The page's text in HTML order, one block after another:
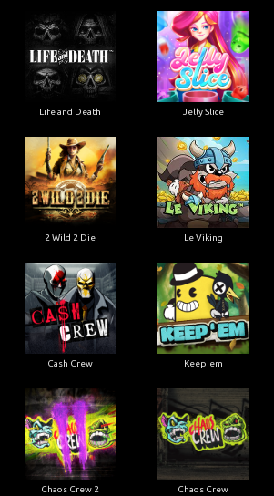
Life and Death Jelly Slice
2 Wild 2 Die Le Viking
Cash Crew Keep'em
Chaos Crew 2 Chaos Crew